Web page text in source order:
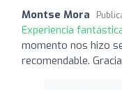
Montse Mora
Experiencia
momento nos hizo
recomendable.